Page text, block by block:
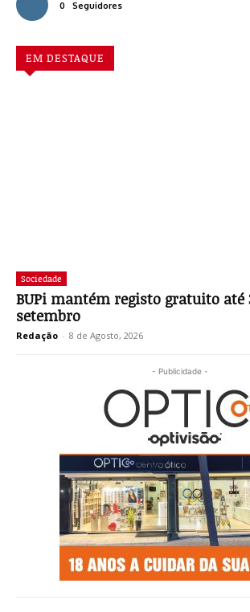
0 Seguidores
EM DESTAQUE
Sociedade
BUPi mantém registo gratuito até
setembro
Redação - 8 de Agosto, 2026
- Publicidade -